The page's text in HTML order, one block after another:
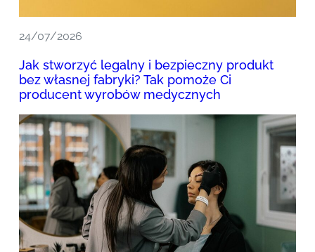
24/07/2026
Jak stworzyć legalny i bezpieczny produkt
bez własnej fabryki? Tak pomoże Ci
producent wyrobów medycznych